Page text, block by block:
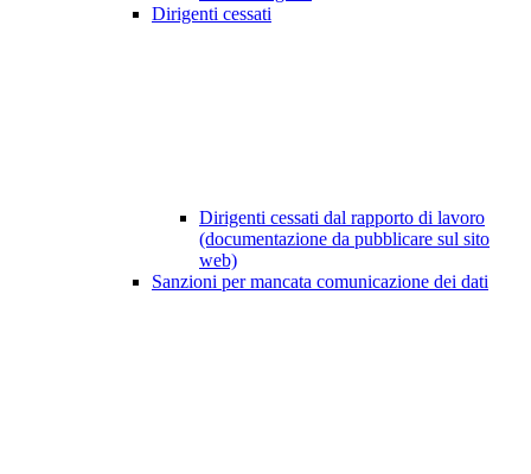
Dirigenti cessati
Dirigenti cessati dal rapporto di lavoro
(documentazione da pubblicare sul sito
web)
Sanzioni per mancata comunicazione dei dati